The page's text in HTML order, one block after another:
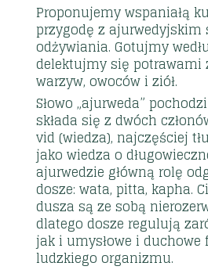
Proponujemy wspaniałą
przygodę z ajurwedyjskim
odżywiania. Gotujmy
delektujmy się potrawami
warzyw, owoców i ziół.
Słowo „ajurweda”
składa się z dwóch
vid (wiedza), najczęściej
jako wiedza o
ajurwedzie główną rolę
dosze: wata, pitta, kapha.
dusza są ze sobą
dlatego dosze regulują
jak i umysłowe i duchowe
ludzkiego organizmu.